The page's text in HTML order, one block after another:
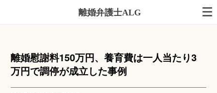
離婚弁護士ALG
離婚慰謝料150万円、養育費は一人当たり3
万円で調停が成立した事例